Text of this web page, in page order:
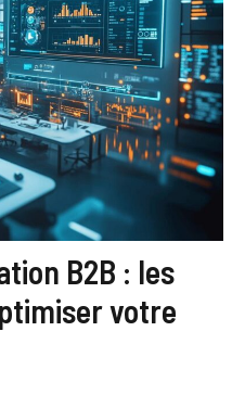
B2B : les
votre